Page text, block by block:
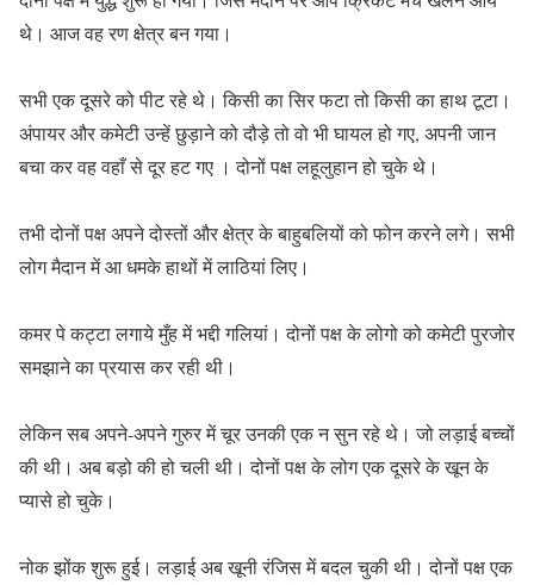
थे। आज वह रण क्षेत्र बन गया।
सभी एक दूसरे को पीट रहे थे। किसी का सिर फटा तो किसी का हाथ टूटा।
अंपायर और कमेटी उन्हें छुड़ाने को दौड़े तो वो भी घायल हो गए, अपनी जान
बचा कर वह वहाँ से दूर हट गए । दोनों पक्ष लहूलुहान हो चुके थे।
तभी दोनों पक्ष अपने दोस्तों और क्षेत्र के बाहुबलियों को फोन करने लगे। सभी
लोग मैदान में आ धमके हाथों में लाठियां लिए।
कमर पे कट्टा लगाये मुँह में भद्दी गलियां। दोनों पक्ष के लोगो को कमेटी पुरजोर
समझाने का प्रयास कर रही थी।
लेकिन सब अपने-अपने गुरुर में चूर उनकी एक न सुन रहे थे। जो लड़ाई बच्चों
की थी। अब बड़ो की हो चली थी। दोनों पक्ष के लोग एक दूसरे के खून के
प्यासे हो चुके।
नोक झोंक शुरू हुई। लड़ाई अब खूनी रंजिस में बदल चुकी थी। दोनों पक्ष एक